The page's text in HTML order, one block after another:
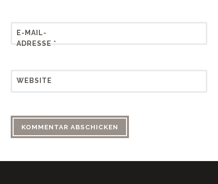
E-MAIL-
ADRESSE *
WEBSITE